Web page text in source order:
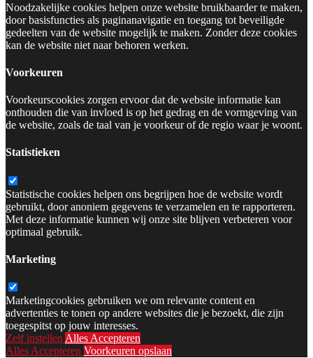
Noodzakelijke cookies helpen onze website bruikbaarder te maken,
door basisfuncties als paginanavigatie en toegang tot beveiligde
gedeelten van de website mogelijk te maken. Zonder deze cookies
kan de website niet naar behoren werken.
Voorkeuren
Voorkeurscookies zorgen ervoor dat de website informatie kan
onthouden die van invloed is op het gedrag en de vormgeving van
de website, zoals de taal van je voorkeur of de regio waar je woont.
Statistieken
Statistische cookies helpen ons begrijpen hoe de website wordt
gebruikt, door anoniem gegevens te verzamelen en te rapporteren.
Met deze informatie kunnen wij onze site blijven verbeteren voor
optimaal gebruik.
Marketing
Marketingcookies gebruiken we om relevante content en
advertenties te tonen op andere websites die je bezoekt, die zijn
toegespitst op jouw interesses.
Zelf instellen Alles Accepteren
Alles Accepteren Voorkeuren opslaan